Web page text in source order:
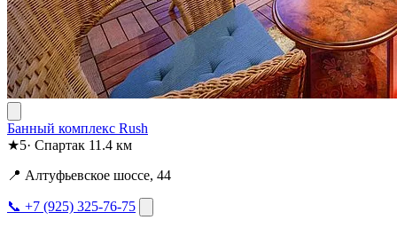
Банный комплекс Rush
★5· Спартак 11.4 км
📍 Алтуфьевское шоссе, 44
📞 +7 (925) 325-76-75